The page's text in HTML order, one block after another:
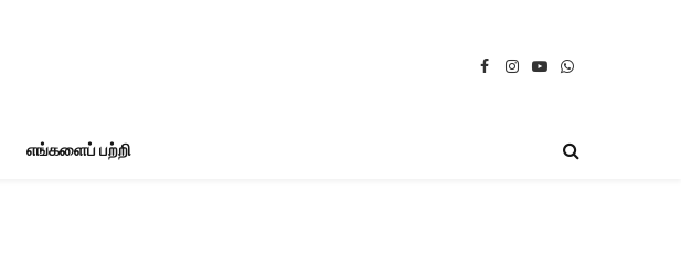
Facebook
Instagram
YouTubeWhatsApp
எங்களைப் பற்றி